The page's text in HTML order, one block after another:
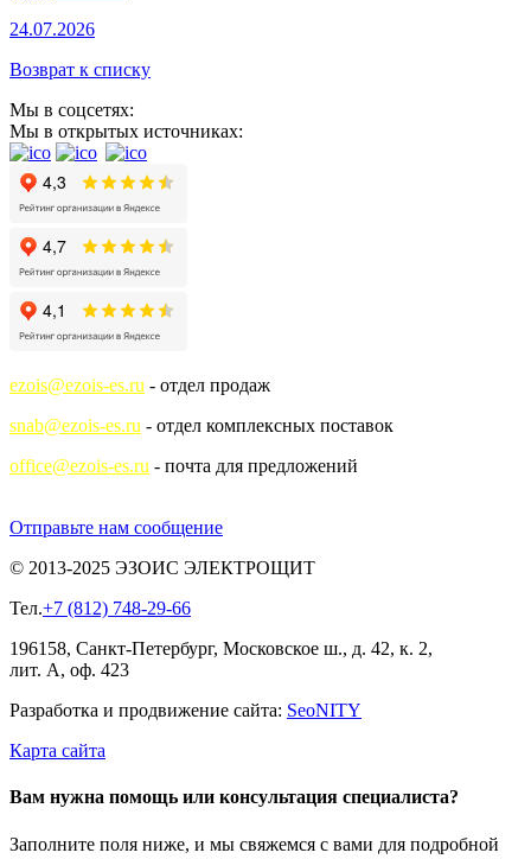
24.07.2026
Возврат к списку
Мы в соцсетях:
Мы в открытых источниках:
ezois@ezois-es.ru - отдел продаж
snab@ezois-es.ru - отдел комплексных поставок
office@ezois-es.ru - почта для предложений
Отправьте нам сообщение
© 2013-2025 ЭЗОИС ЭЛЕКТРОЩИТ
Тел.+7 (812) 748-29-66
196158, Санкт-Петербург, Московское ш., д. 42, к. 2,
лит. А, оф. 423
Разработка и продвижение сайта: SeoNITY
Карта сайта
Вам нужна помощь или консультация специалиста?
Заполните поля ниже, и мы свяжемся с вами для подробной